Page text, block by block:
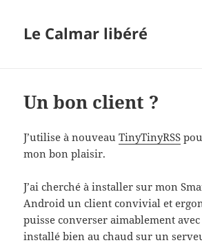
Le Calmar libéré
Un bon client ?
J’utilise à nouveauTinyTinyRSS
mon bon plaisir.
J’ai cherché à installer sur mon
Android un client convivial et
puisse converser aimablement
installé bien au chaud sur un